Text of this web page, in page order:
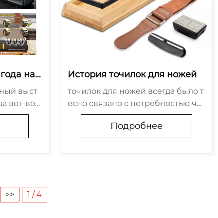
на
электри
выст
вот-вот
пре
электр
, вкл
История точилок для ножей
точилок для ножей всегда было т
есно связано с потребностью че
ловечества в более острых лезви
ях . От примитивных ручных инст
рументов для заточки они посте
Подробнее
>> 1 / 4